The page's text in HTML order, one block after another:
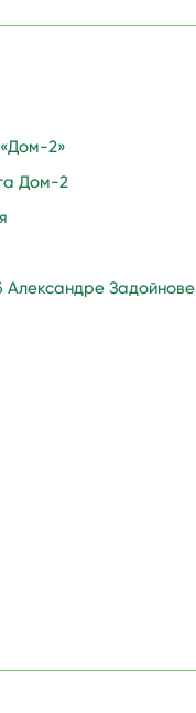
2»
Дом-2
Александре Задойнове